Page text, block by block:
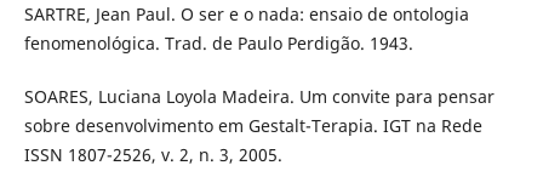
SARTRE, Jean Paul. O ser e o nada: ensaio de ontologia
fenomenológica. Trad. de Paulo Perdigão. 1943.
SOARES, Luciana Loyola Madeira. Um convite para pensar
sobre desenvolvimento em Gestalt-Terapia. IGT na Rede
ISSN 1807-2526, v. 2, n. 3, 2005.